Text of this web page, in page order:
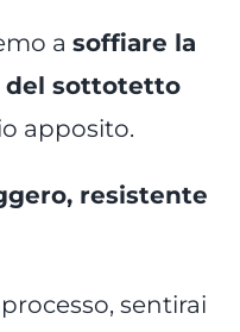
a soffiare la
del sottotetto
apposito.
resistente
sentirai